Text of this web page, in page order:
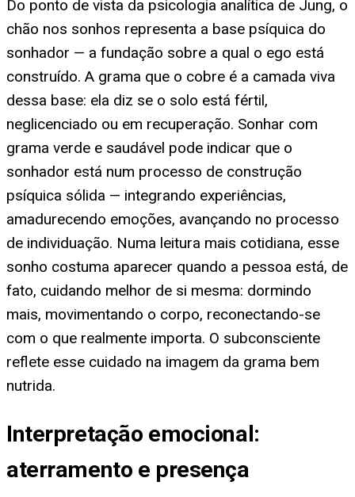
Do ponto de vista da psicologia analítica de Jung, o
chão nos sonhos representa a base psíquica do
sonhador — a fundação sobre a qual o ego está
construído. A grama que o cobre é a camada viva
dessa base: ela diz se o solo está fértil,
neglicenciado ou em recuperação. Sonhar com
grama verde e saudável pode indicar que o
sonhador está num processo de construção
psíquica sólida — integrando experiências,
amadurecendo emoções, avançando no processo
de individuação. Numa leitura mais cotidiana, esse
sonho costuma aparecer quando a pessoa está, de
fato, cuidando melhor de si mesma: dormindo
mais, movimentando o corpo, reconectando-se
com o que realmente importa. O subconsciente
reflete esse cuidado na imagem da grama bem
nutrida.
Interpretação emocional:
aterramento e presença